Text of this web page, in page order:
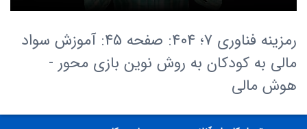
رمزینه فناوری 7؛ 404: صفحه 45: آموزش سواد
مالی به کودکان به روش نوین بازی محور -
هوش مالی